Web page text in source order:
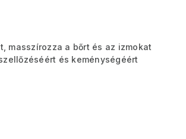
masszírozza a bőrt és az izmokat
és keménységéért